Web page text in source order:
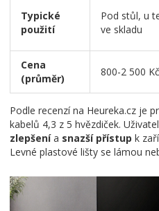
Typické
použití
Pod stůl, u
ve skladu
Cena
(průměr)
800-2 500 Kč
Podle recenzí na Heureka.cz je
kabelů 4,3 z 5 hvězdiček.
zlepšenía snazší přístup k
Levné plastové lišty se lámou